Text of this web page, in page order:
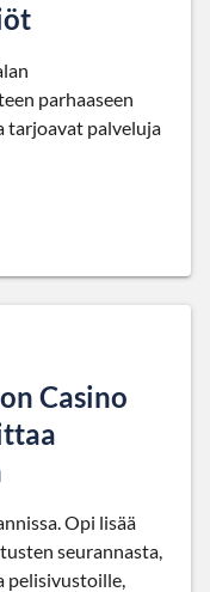
parhaaseen
tarjoavat palveluja
Casino
Opi lisää
seurannasta,
pelisivustoille,